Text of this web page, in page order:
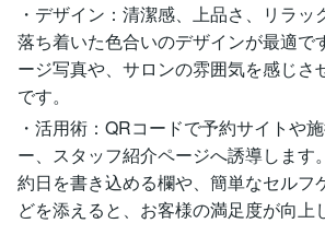
・デザイン：清潔感、上品さ、リラッ
落ち着いた色合いのデザインが最適で
ージ写真や、サロンの雰囲気を感じさ
です。
・活用術：QRコードで予約サイトや
ー、スタッフ紹介ページへ誘導します
約日を書き込める欄や、簡単なセルフ
どを添えると、お客様の満足度が向上